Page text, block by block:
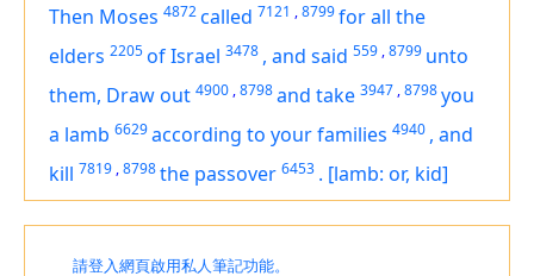
Then Moses 4872called 7121 ,8799for all the
elders 2205of Israel 3478 , and said 559 ,8799 unto
them, Draw out 4900 ,8798and take 3947 ,8798you
a lamb 6629according to your families 4940 , and
kill 7819 ,8798the passover 6453 . [lamb: or, kid]
請登入網頁啟用私人筆記功能。